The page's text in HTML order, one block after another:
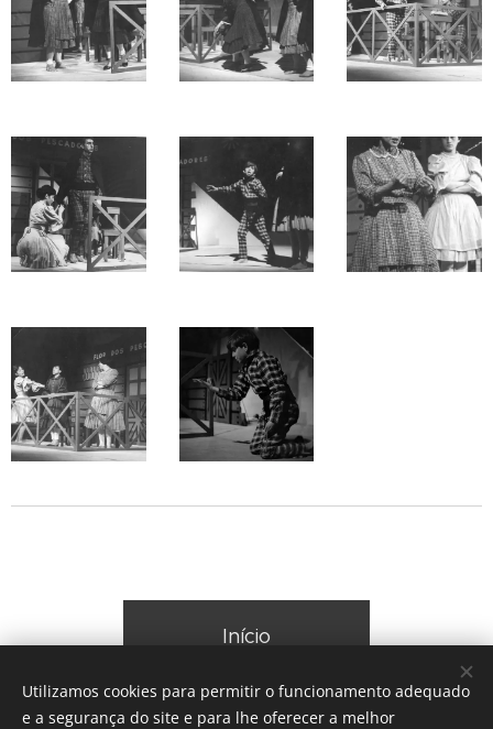
Início
Utilizamos cookies para permitir o funcionamento adequado
e a segurança do site e para lhe oferecer a melhor